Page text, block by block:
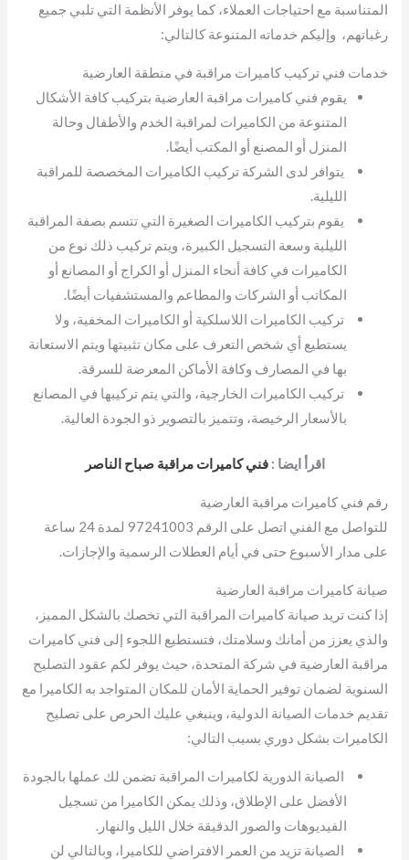
المتناسبة مع احتياجات العملاء، كما يوفر الأنظمة التي تلبي جميع
رغباتهم، وإليكم خدماته المتنوعة كالتالي:
خدمات فني تركيب كاميرات مراقبة في منطقة العارضية
يقوم فني كاميرات مراقبة العارضية بتركيب كافة الأشكال
المتنوعة من الكاميرات لمراقبة الخدم والأطفال وحالة
المنزل أو المصنع أو المكتب أيضًا.
يتوافر لدى الشركة تركيب الكاميرات المخصصة للمراقبة
الليلية.
يقوم بتركيب الكاميرات الصغيرة التي تتسم بصفة المراقبة
الليلية وسعة التسجيل الكبيرة، ويتم تركيب ذلك نوع من
الكاميرات في كافة أنحاء المنزل أو الكراج أو المصانع أو
المكاتب أو الشركات والمطاعم والمستشفيات أيضًا.
تركيب الكاميرات اللاسلكية أو الكاميرات المخفية، ولا
يستطيع أي شخص التعرف على مكان تثبيتها ويتم الاستعانة
بها في المصارف وكافة الأماكن المعرضة للسرقة.
تركيب الكاميرات الخارجية، والتي يتم تركيبها في المصانع
بالأسعار الرخيصة، وتتميز بالتصوير ذو الجودة العالية.
اقرأ ايضا :فني كاميرات مراقبة صباح الناصر
رقم فني كاميرات مراقبة العارضية
للتواصل مع الفني اتصل على الرقم 97241003 لمدة 24 ساعة
على مدار الأسبوع حتى في أيام العطلات الرسمية والإجازات.
صيانة كاميرات مراقبة العارضية
إذا كنت تريد صيانة كاميرات المراقبة التي تخصك بالشكل المميز،
والذي يعزز من أمانك وسلامتك، فتستطيع اللجوء إلى فني كاميرات
مراقبة العارضية في شركة المتحدة، حيث يوفر لكم عقود التصليح
السنوية لضمان توفير الحماية الأمان للمكان المتواجد به الكاميرا مع
تقديم خدمات الصيانة الدولية، وينبغي عليك الحرص على تصليح
الكاميرات بشكل دوري بسبب التالي:
الصيانة الدورية لكاميرات المراقبة تضمن لك عملها بالجودة
الأفضل على الإطلاق، وذلك يمكن الكاميرا من تسجيل
الفيديوهات والصور الدقيقة خلال الليل والنهار.
الصيانة تزيد من العمر الافتراضي للكاميرا، وبالتالي لن